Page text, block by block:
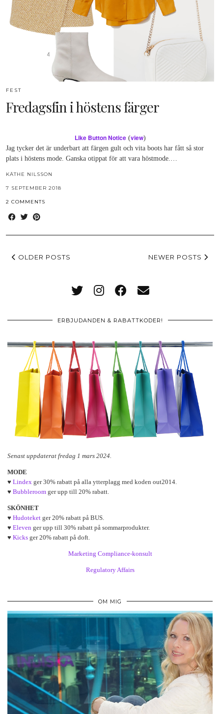
FEST
Fredagsfin i höstens färger
Like Button Notice(view)
Jag tycker det är underbart att färgen gult och vita boots har fått så stor
plats i höstens mode. Ganska otippat för att vara höstmode.…
KÄTHE NILSSON
7 SEPTEMBER 2018
2 COMMENTS
OLDER POSTS NEWER POSTS
ERBJUDANDEN & RABATTKODER!
Senast uppdaterat fredag 1 mars 2024.
MODE
♥ Lindex ger 30% rabatt på alla ytterplagg med koden out2014.
♥ Bubbleroom ger upp till 20% rabatt.
SKÖNHET
♥ Hudoteket ger 20% rabatt på BUS.
♥ Eleven ger upp till 30% rabatt på sommarprodukter.
♥ Kicks ger 20% rabatt på doft.
Marketing Compliance-konsult
Regulatory Affairs
OM MIG